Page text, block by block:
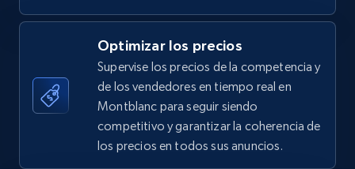
5.4K+ 668+ Comenzar ahora
TikTok Shop - category
URL, Title, Available, Description, Currency, Initial
price, Final price, Discount percent, and more.
Optimizar los precios
Supervise los precios de la competencia y
de los vendedores en tiempo real en
Montblanc para seguir siendo
competitivo y garantizar la coherencia de
los precios en todos sus anuncios.